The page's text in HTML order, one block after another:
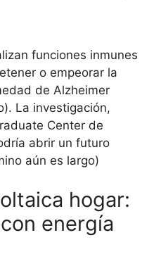
funciones inmunes
o empeorar la
de Alzheimer
La investigación,
Center de
abrir un futuro
aún es largo)
hogar:
energía